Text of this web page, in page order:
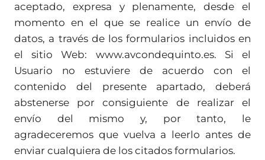
aceptado, expresa y plenamente, desde el
momento en el que se realice un envío de
datos, a través de los formularios incluidos en
el sitio Web: www.avcondequinto.es. Si el
Usuario no estuviere de acuerdo con el
contenido del presente apartado, deberá
abstenerse por consiguiente de realizar el
envío del mismo y, por tanto, le
agradeceremos que vuelva a leerlo antes de
enviar cualquiera de los citados formularios.